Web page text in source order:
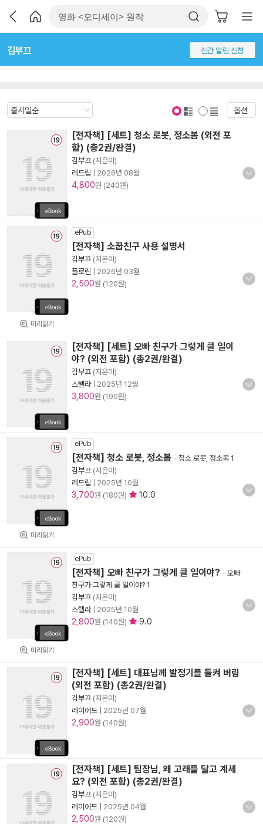
김부끄 신간 알림 신청
옵션
[전자책] [세트] 청소 로봇, 정소봄 (외전 포
함) (총2권/완결)
김부끄 (지은이)
레드립
2026년 08월
4,800원 (240원)
미리읽기
ePub
[전자책] 소꿉친구 사용 설명서
김부끄 (지은이)
플로린
2026년 03월
2,500원 (120원)
[전자책] [세트] 오빠 친구가 그렇게 클 일이
야? (외전 포함) (총2권/완결)
김부끄 (지은이)
스텔라| 2025년 12월
3,800원 (190원)
미리읽기
ePub
[전자책] 청소 로봇, 정소봄 - 청소 로봇, 정소봄 1
김부끄 (지은이)
레드립
2025년 10월
3,700원 (180원) 10.0
미리읽기
ePub
[전자책] 오빠 친구가 그렇게 클 일이야? - 오빠
친구가 그렇게 클 일이야? 1
김부끄 (지은이)
스텔라| 2025년 10월
2,800원 (140원) 9.0
[전자책] [세트] 대표님께 발정기를 들켜 버림
(외전 포함) (총2권/완결)
김부끄 (지은이)
레이어드
2025년 07월
2,900원 (140원)
[전자책] [세트] 팀장님, 왜 고래를 달고 계세
요? (외전 포함) (총2권/완결)
김부끄 (지은이)
레이어드
2025년 04월
2,500원 (120원)